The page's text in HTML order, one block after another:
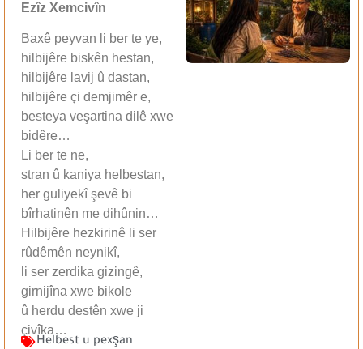
Ezîz Xemcivîn
Baxê peyvan li ber te ye,
hilbijêre biskên hestan,
hilbijêre lavij û dastan,
hilbijêre çi demjimêr e,
besteya veşartina dilê xwe
bidêre…
Li ber te ne,
stran û kaniya helbestan,
her guliyekî şevê bi
bîrhatinên me dihûnin…
Hilbijêre hezkirinê li ser
rûdêmên neynikî,
li ser zerdika gizingê,
girnijîna xwe bikole
û herdu destên xwe ji
çivîka…
Helbest u pexşan